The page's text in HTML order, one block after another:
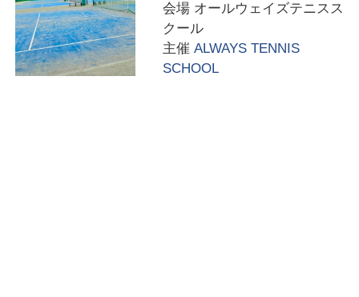
会場 オールウェイズテニスス
クール
主催 ALWAYS TENNIS
SCHOOL